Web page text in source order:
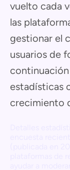
vuelto cada
las
gestionar el
usuarios de
continuación
estadísticas
crecimiento